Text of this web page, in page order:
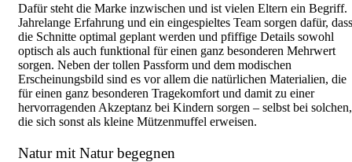
Dafür steht die Marke inzwischen und ist vielen Eltern ein Begriff.
Jahrelange Erfahrung und ein eingespieltes Team sorgen dafür, dass
die Schnitte optimal geplant werden und pfiffige Details sowohl
optisch als auch funktional für einen ganz besonderen Mehrwert
sorgen. Neben der tollen Passform und dem modischen
Erscheinungsbild sind es vor allem die natürlichen Materialien, die
für einen ganz besonderen Tragekomfort und damit zu einer
hervorragenden Akzeptanz bei Kindern sorgen – selbst bei solchen,
die sich sonst als kleine Mützenmuffel erweisen.
Natur mit Natur begegnen